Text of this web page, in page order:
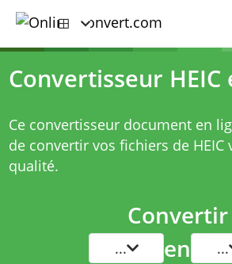
Convertisseur HEIC
Ce convertisseur document en
de convertir vos fichiers de HEIC
qualité.
Convertir
... en ...